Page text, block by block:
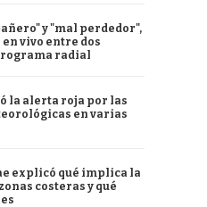
y "mal perdedor",
vivo entre dos
radial
la alerta roja por las
en varias
explicó qué implica la
costeras y qué